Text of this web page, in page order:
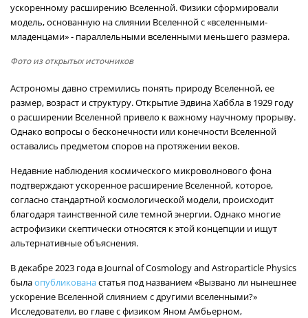
ускоренному расширению Вселенной. Физики сформировали
модель, основанную на слиянии Вселенной с «вселенными-
младенцами» - параллельными вселенными меньшего размера.
Фото из открытых источников
Астрономы давно стремились понять природу Вселенной, ее
размер, возраст и структуру. Открытие Эдвина Хаббла в 1929 году
о расширении Вселенной привело к важному научному прорыву.
Однако вопросы о бесконечности или конечности Вселенной
оставались предметом споров на протяжении веков.
Недавние наблюдения космического микроволнового фона
подтверждают ускоренное расширение Вселенной, которое,
согласно стандартной космологической модели, происходит
благодаря таинственной силе темной энергии. Однако многие
астрофизики скептически относятся к этой концепции и ищут
альтернативные объяснения.
В декабре 2023 года в Journal of Cosmology and Astroparticle Physics
былаопубликованастатья под названием «Вызвано ли нынешнее
ускорение Вселенной слиянием с другими вселенными?»
Исследователи, во главе с физиком Яном Амбьерном,